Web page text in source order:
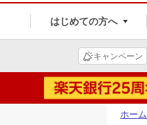
はじめての方へ
キャンペーン
ホーム